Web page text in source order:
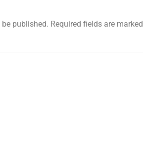
published. Required fields are marked